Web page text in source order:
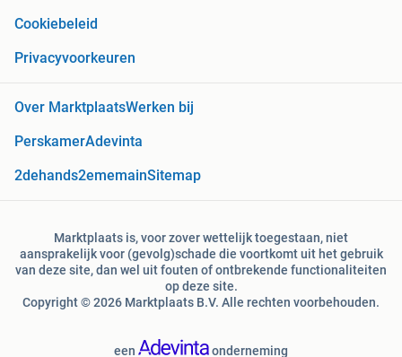
Cookiebeleid
Privacyvoorkeuren
Over MarktplaatsWerken bij
PerskamerAdevinta
2dehands2ememainSitemap
Marktplaats is, voor zover wettelijk toegestaan, niet
aansprakelijk voor (gevolg)schade die voortkomt uit het gebruik
van deze site, dan wel uit fouten of ontbrekende functionaliteiten
op deze site.
Copyright © 2026 Marktplaats B.V. Alle rechten voorbehouden.
een onderneming